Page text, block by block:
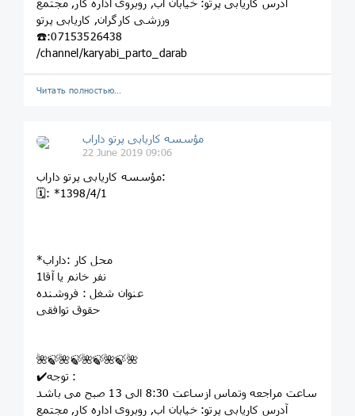
ورزشى کارگران, کاريابى پرتو
☎️:07153526438
/channel/karyabi_parto_darab
Читать полностью…
مؤسسه کاريابى پرتو داراب
22 June 2019 09:06
مؤسسه کاريابى پرتو داراب:
🗓: *1398/4/1
*محل کار :داراب
1نفر خانم یا آقا
عنوان شغل : فروشنده
حقوق توافقی
🌺🍃🌺🍃🌺🍃🌺🍃🌺
✔️توجه :
ساعت مراجعه وتماس ازساعت 8:30 الی 13 صبح می باشد
آدرس کاریابی پرتو: خيابان اب, روبروى اداره کار, مجتمع